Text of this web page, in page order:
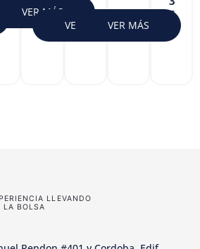
VER MÁS
VER MÁS VER MÁS
6